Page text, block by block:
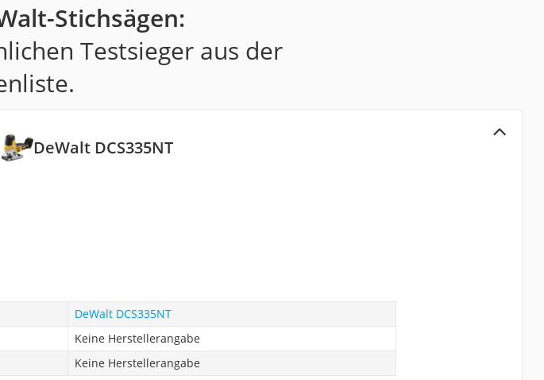
Stichsägen:
Testsieger aus der
DeWalt DCS335NT
DeWalt DCS335NT
Keine Herstellerangabe
Keine Herstellerangabe